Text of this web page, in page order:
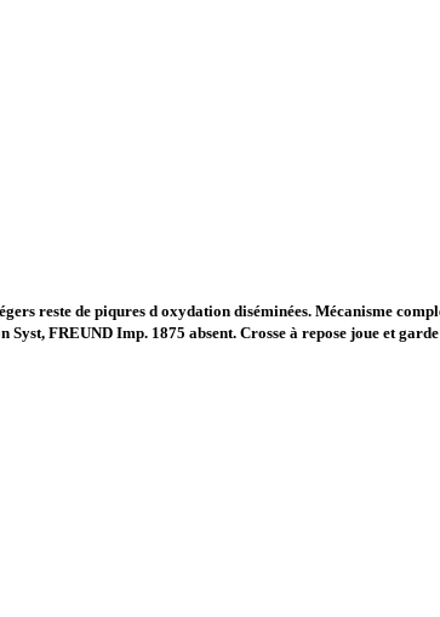
reste de piqures d oxydation diséminées. Mécanisme
Syst, FREUND Imp. 1875 absent. Crosse à repose joue et